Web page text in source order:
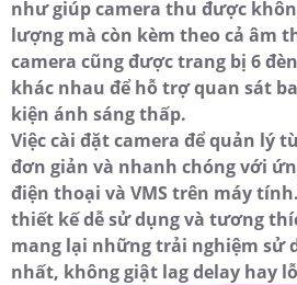
như giúp camera thu được
lượng mà còn kèm theo cả âm
camera cũng được trang bị 6
khác nhau để hỗ trợ quan sát
kiện ánh sáng thấp.
Việc cài đặt camera để quản lý
đơn giản và nhanh chóng với
điện thoại và VMS trên máy
thiết kế dễ sử dụng và tương
mang lại những trải nghiệm sử
nhất, không giật lag delay hay